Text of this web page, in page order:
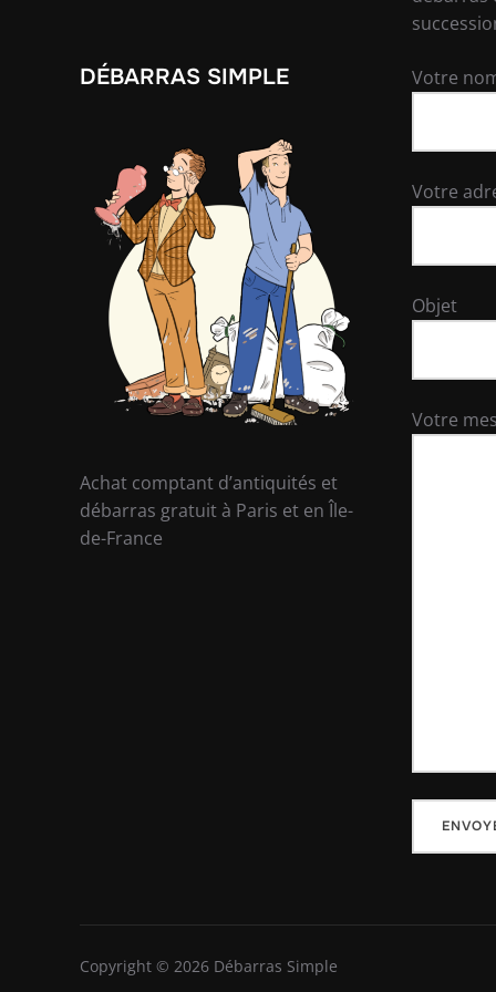
DÉBARRAS SIMPLE
Achat comptant d’antiquités et
débarras gratuit à Paris et en Île-
de-France
Votre
Votre
Objet
Votre
Copyright © 2026 Débarras Simple